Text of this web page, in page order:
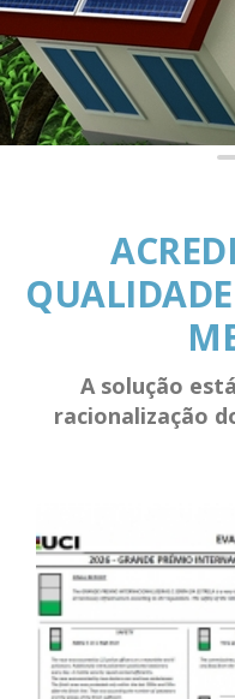
A solução
racionalização